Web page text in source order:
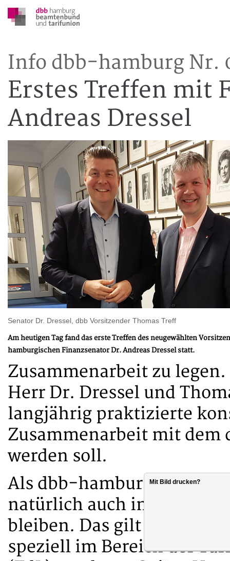
Info dbb-hamburg Nr.
Erstes Treffen mit
Andreas Dressel
Senator Dr. Dressel, dbb Vorsitzender Thomas Treff
Am heutigen Tag fand das erste Treffen des neugewählten
hamburgischen Finanzsenator Dr. Andreas Dressel statt.
Zusammenarbeit zu
Herr Dr. Dressel und
langjährig praktizierte
Zusammenarbeit mit
werden soll.
Als dbb-hamburg werden
natürlich auch in Zukunft
bleiben. Das gilt sowohl in
speziell im Bereich der
Mit Bild drucken?